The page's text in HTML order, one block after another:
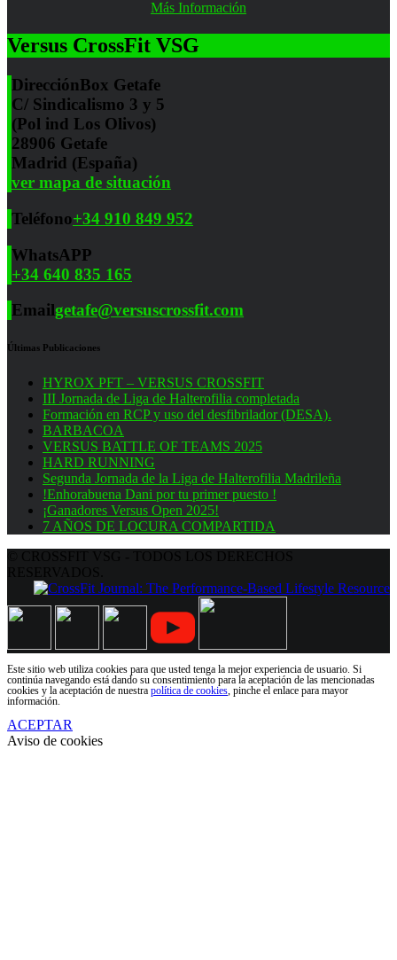
Más Información
Versus CrossFit VSG
DirecciónBox Getafe
C/ Sindicalismo 3 y 5
(Pol ind Los Olivos)
28906 Getafe
Madrid (España)
ver mapa de situación
Teléfono+34 910 849 952
WhatsAPP
+34 640 835 165
Emailgetafe@versuscrossfit.com
Últimas Publicaciones
HYROX PFT – VERSUS CROSSFIT
III Jornada de Liga de Halterofilia completada
Formación en RCP y uso del desfibrilador (DESA).
BARBACOA
VERSUS BATTLE OF TEAMS 2025
HARD RUNNING
Segunda Jornada de la Liga de Halterofilia Madrileña
!Enhorabuena Dani por tu primer puesto !
¡Ganadores Versus Open 2025!
7 AÑOS DE LOCURA COMPARTIDA
Este sitio web utiliza cookies para que usted tenga la mejor experiencia de usuario. Si
continúa navegando está dando su consentimiento para la aceptación de las mencionadas
cookies y la aceptación de nuestra política de cookies, pinche el enlace para mayor
información.
ACEPTAR
Aviso de cookies